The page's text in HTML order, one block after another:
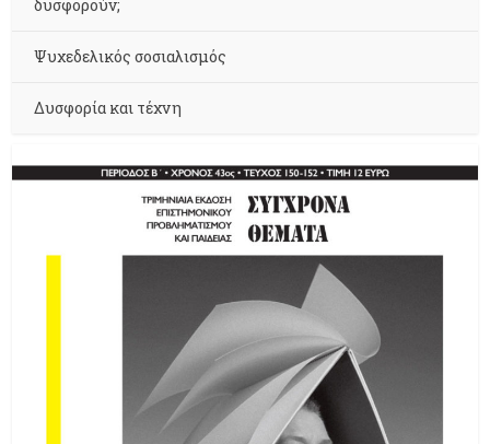
δυσφορούν;
Ψυχεδελικός σοσιαλισμός
Δυσφορία και τέχνη